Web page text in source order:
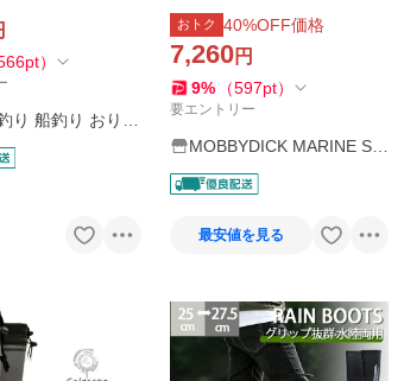
pt）
り 船釣り おり釣
店
り ブーツ 磯釣り 磯場 靴 滑
り止め 釣り用 シューズ FFW
-5200
おトク 40%OFF価格
7,260円
9% （597pt）
要エントリー
MOBBYDICK MARINE SH
OP
最安値を見る